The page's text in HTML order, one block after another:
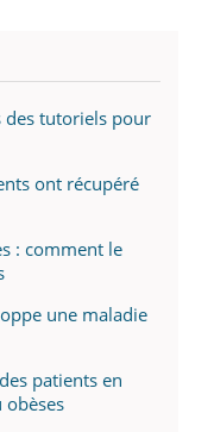
des tutoriels pour
ont récupéré
: comment le
une maladie
patients en